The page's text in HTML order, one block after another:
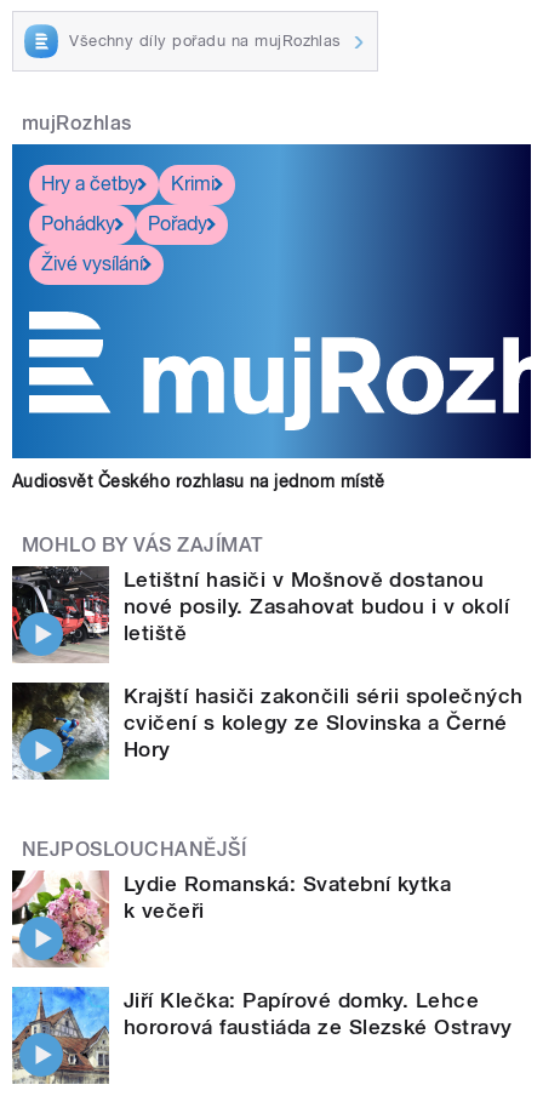
Všechny díly pořadu na mujRozhlas
mujRozhlas
Hry a četby
Krimi
Pohádky
Pořady
Živé vysílání
Audiosvět Českého rozhlasu na jednom místě
MOHLO BY VÁS ZAJÍMAT
Letištní hasiči v Mošnově dostanou
nové posily. Zasahovat budou i v okolí
letiště
Krajští hasiči zakončili sérii společných
cvičení s kolegy ze Slovinska a Černé
Hory
NEJPOSLOUCHANĚJŠÍ
Lydie Romanská: Svatební kytka
k večeři
Jiří Klečka: Papírové domky. Lehce
hororová faustiáda ze Slezské Ostravy